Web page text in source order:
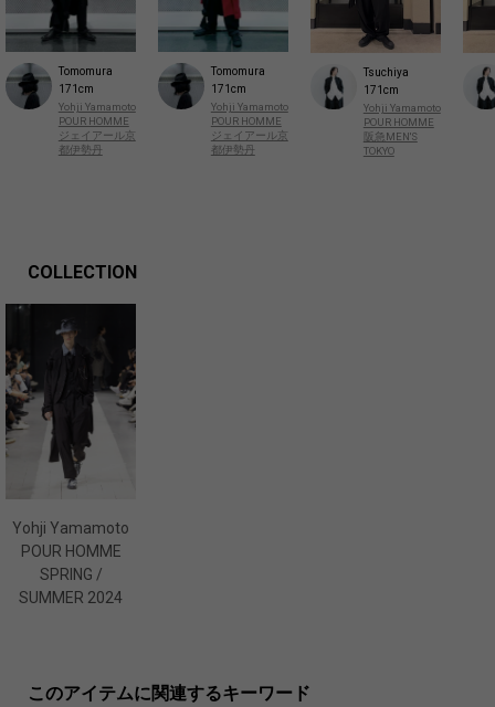
Tomomura
171cm
Yohji Yamamoto
POUR HOMME
ジェイアール京
都伊勢丹
Tomomura
171cm
Yohji Yamamoto
POUR HOMME
ジェイアール京
都伊勢丹
Tsuchiya
171cm
Yohji Yamamoto
POUR HOMME
阪急MEN'S
TOKYO
COLLECTION
Yohji Yamamoto
POUR HOMME
SPRING /
SUMMER 2024
このアイテムに関連するキーワード